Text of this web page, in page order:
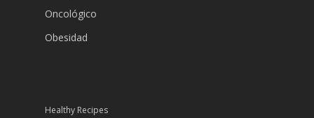
Oncológico
Obesidad
Healthy Recipes